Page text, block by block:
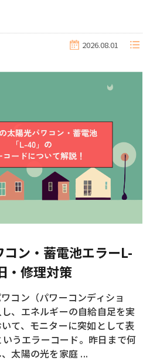
2026.08.01
コン・蓄電池エラーL-
・修理対策
コン（パワーコンディショ
、エネルギーの自給自足を実
て、モニターに突如として表
うエラーコード。昨日まで何
太陽の光を家庭 ...